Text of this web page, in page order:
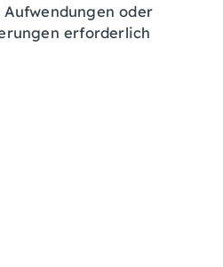
oder
erforderlich